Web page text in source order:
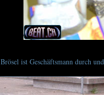
Brösel ist Geschäftsmann durch